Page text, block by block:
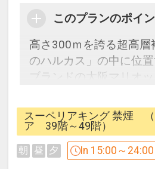
このプランのポイ
高さ300ｍを誇る超高層
のハルカス」の中に位
ブランドの大阪マリオ
ア・デラックスルーム
レギュラーフロアに位置
大きな窓から広がる大阪
お部屋からお楽しみい
スーペリアキング 禁煙
ア 39階～49階）
朝 昼 夕 In 15:00～